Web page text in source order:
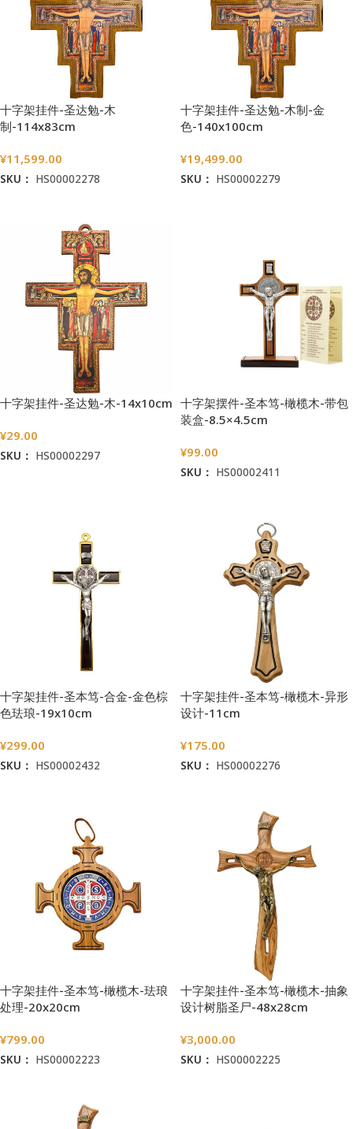
十字架挂件-圣达勉-木
制-114x83cm
¥11,599.00
SKU： HS00002278
十字架挂件-圣达勉-木制-金
色-140x100cm
¥19,499.00
SKU： HS00002279
十字架挂件-圣达勉-木-14x10cm
¥29.00
SKU： HS00002297
十字架摆件-圣本笃-橄榄木-带包
装盒-8.5×4.5cm
¥99.00
SKU： HS00002411
十字架挂件-圣本笃-合金-金色棕
色珐琅-19x10cm
¥299.00
SKU： HS00002432
十字架挂件-圣本笃-橄榄木-异形
设计-11cm
¥175.00
SKU： HS00002276
十字架挂件-圣本笃-橄榄木-珐琅
处理-20x20cm
¥799.00
SKU： HS00002223
十字架挂件-圣本笃-橄榄木-抽象
设计树脂圣尸-48x28cm
¥3,000.00
SKU： HS00002225